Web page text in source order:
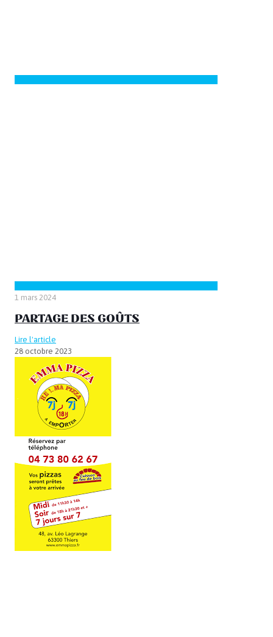
1 mars 2024
PARTAGE DES GOÛTS
Lire l'article
28 octobre 2023